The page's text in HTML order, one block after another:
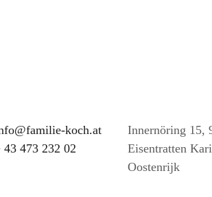
koch.at
43 473 232 02
Innernöring 15,
Eisentratten
Oostenrijk